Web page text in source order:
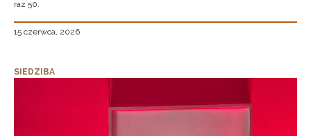
raz 50.
15 czerwca, 2026
SIEDZIBA